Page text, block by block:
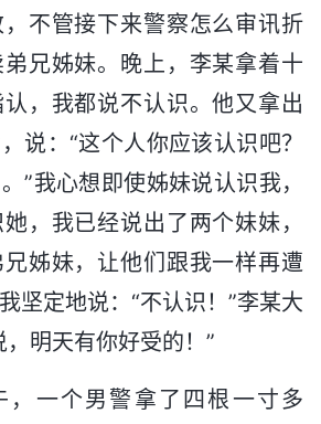
不管接下来警察怎么审讯折
兄姊妹。晚上，李某拿着十
，我都说不认识。他又拿出
说：“这个人你应该认识吧？
”我心想即使姊妹说认识我，
，我已经说出了两个妹妹，
姊妹，让他们跟我一样再遭
坚定地说：“不认识！”李某大
明天有你好受的！”
，一个男警拿了四根一寸多